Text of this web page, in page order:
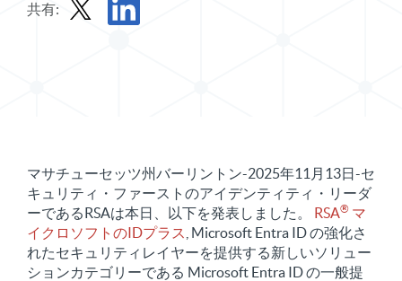
共有:
マサチューセッツ州バーリントン-2025年11月13日-セ
キュリティ・ファーストのアイデンティティ・リーダ
ーであるRSAは本日、以下を発表しました。 RSA® マ
イクロソフトのIDプラス , Microsoft Entra ID の強化さ
れたセキュリティレイヤーを提供する新しいソリュー
ションカテゴリーである Microsoft Entra ID の一般提